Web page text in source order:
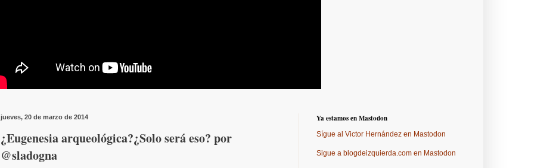
jueves, 20 de marzo de 2014
¿Eugenesia arqueológica?¿Solo será eso? por
@sladogna
Ya estamos en Mastodon
Sígue al Victor Hernández en Mastodon
Sigue a blogdeizquierda.com en Mastodon